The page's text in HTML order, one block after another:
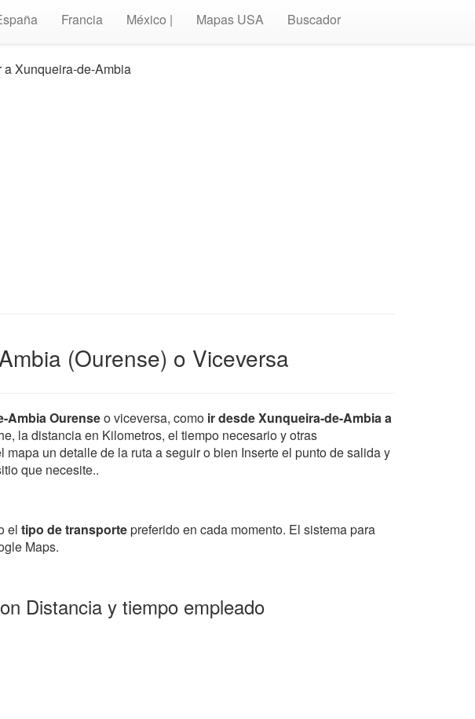
Francia México | Mapas USA Buscador
Xunqueira-de-Ambia
(Ourense) o Viceversa
Ambia Ourenseo viceversa, como ir desde Xunqueira-de-Ambia a
la distancia en Kilometros, el tiempo necesario y otras
un detalle de la ruta a seguir o bien Inserte el punto de salida y
que necesite..
el tipo de transportepreferido en cada momento. El sistema para
Maps.
Distancia y tiempo empleado